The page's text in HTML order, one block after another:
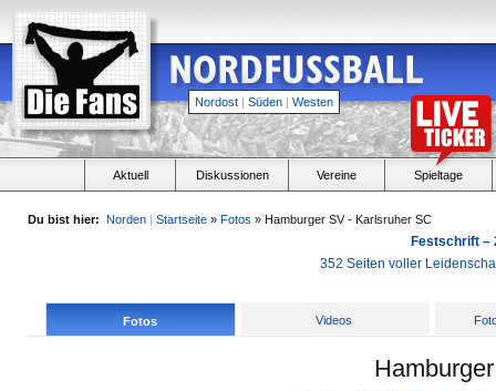
Nordost | Süden | Westen
Aktuell Diskussionen Vereine Spieltage
Du bist hier: Norden | Startseite » Fotos » Hamburger SV - Karlsruher SC
Festschrift –
352 Seiten voller
Fotos Videos